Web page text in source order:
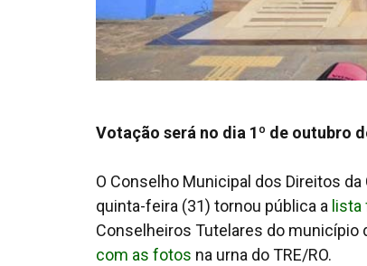
Votação será no dia 1º de outubro
O Conselho Municipal dos Direitos
quinta-feira (31) tornou pública a
Conselheiros Tutelares do município
com as fotos na urna do TRE/RO.